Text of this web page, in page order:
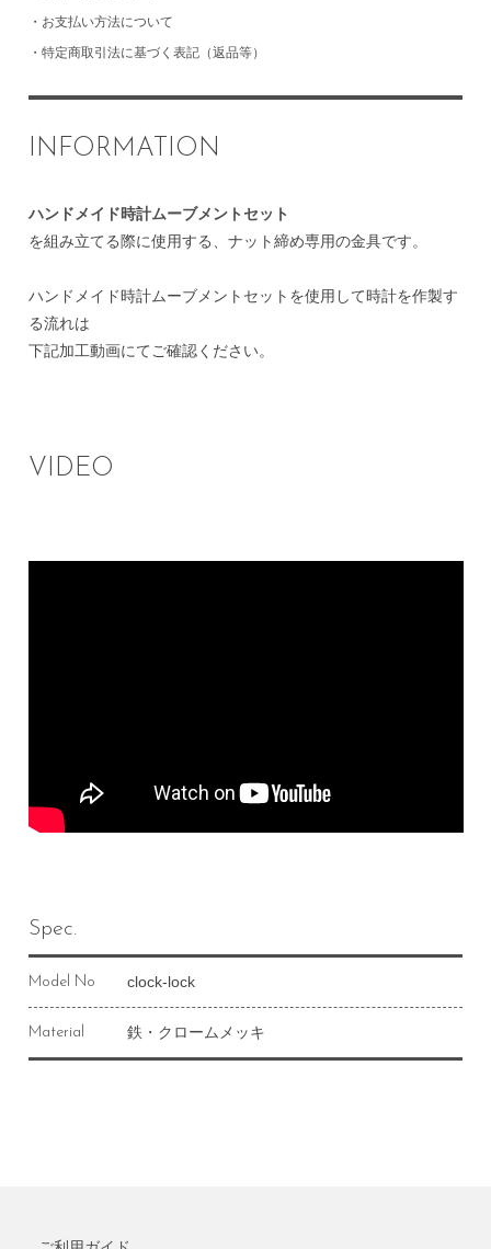
・ お支払い方法について
・ 特定商取引法に基づく表記（返品等）
INFORMATION
ハンドメイド時計ムーブメントセット
を組み立てる際に使用する、ナット締め専用の金具です。
ハンドメイド時計ムーブメントセットを使用して時計を作製す
る流れは
下記加工動画にてご確認ください。
VIDEO
Spec.
Model No clock-lock
Material 鉄・クロームメッキ